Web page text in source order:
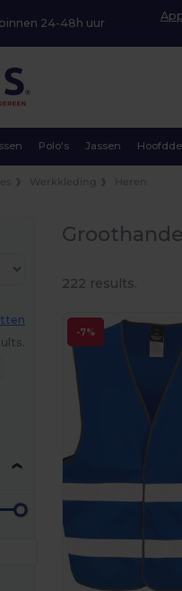
24-48h uur
Polo's Jassen
222 results.
-7%